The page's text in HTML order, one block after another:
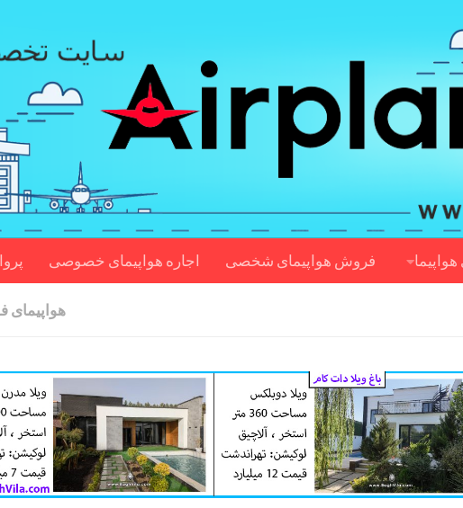
فروش هواپیمای شخصی اجاره هواپیمای خصوصی